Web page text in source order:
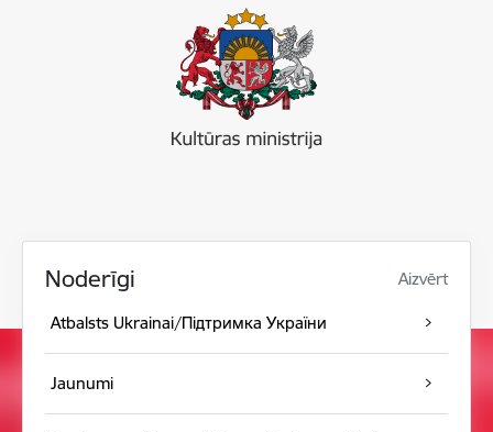
Noderīgi Aizvērt
Atbalsts Ukrainai/Підтримка України
Jaunumi